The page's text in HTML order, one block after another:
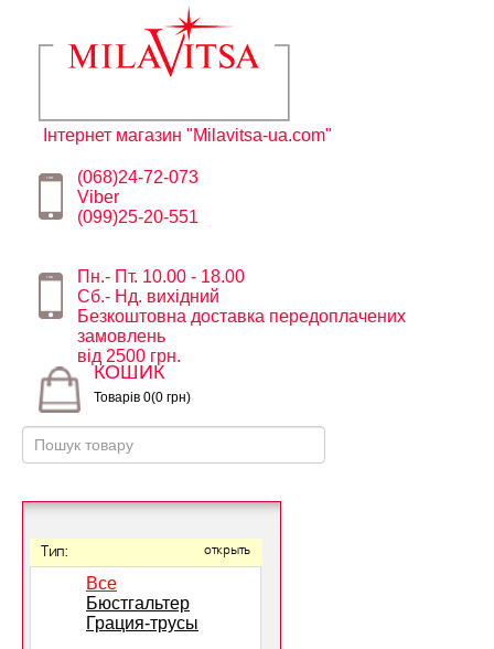
Інтернет магазин "Milavitsa-ua.com"
(068)24-72-073
Viber
(099)25-20-551
Пн.- Пт. 10.00 - 18.00
Сб.- Нд. вихідний
Безкоштовна доставка передоплачених
замовлень
від 2500 грн.
КОШИК
Товарів 0(0 грн)
Тип: открыть
Все
Бюстгальтер
Грация-трусы